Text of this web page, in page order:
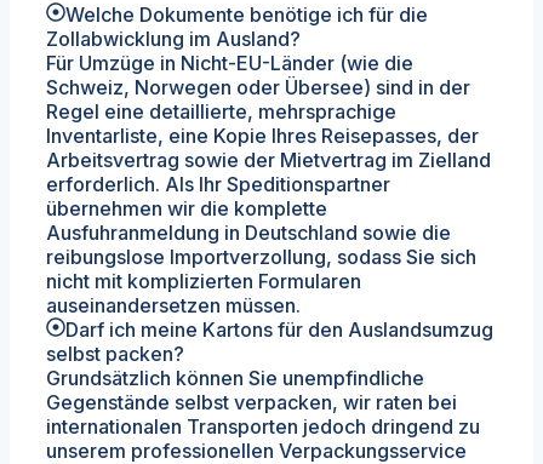
Welche Dokumente benötige ich für die
Zollabwicklung im Ausland?
Für Umzüge in Nicht-EU-Länder (wie die
Schweiz, Norwegen oder Übersee) sind in der
Regel eine detaillierte, mehrsprachige
Inventarliste, eine Kopie Ihres Reisepasses, der
Arbeitsvertrag sowie der Mietvertrag im Zielland
erforderlich. Als Ihr Speditionspartner
übernehmen wir die komplette
Ausfuhranmeldung in Deutschland sowie die
reibungslose Importverzollung, sodass Sie sich
nicht mit komplizierten Formularen
auseinandersetzen müssen.
Darf ich meine Kartons für den Auslandsumzug
selbst packen?
Grundsätzlich können Sie unempfindliche
Gegenstände selbst verpacken, wir raten bei
internationalen Transporten jedoch dringend zu
unserem professionellen Verpackungsservice